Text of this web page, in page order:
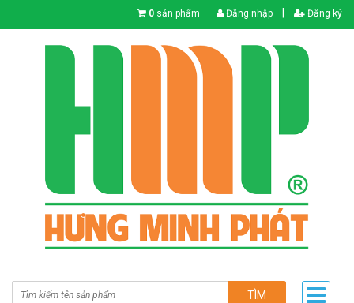
0 sản phẩm Đăng nhập Đăng ký
TÌM